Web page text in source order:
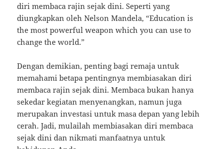
diri membaca rajin sejak dini. Seperti yang
diungkapkan oleh Nelson Mandela, “Education is
the most powerful weapon which you can use to
change the world.”
Dengan demikian, penting bagi remaja untuk
memahami betapa pentingnya membiasakan diri
membaca rajin sejak dini. Membaca bukan hanya
sekedar kegiatan menyenangkan, namun juga
merupakan investasi untuk masa depan yang lebih
cerah. Jadi, mulailah membiasakan diri membaca
sejak dini dan nikmati manfaatnya untuk